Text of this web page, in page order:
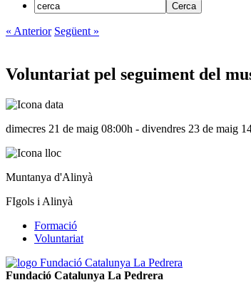
« Anterior Següent »
Voluntariat pel seguiment del
dimecres 21 de maig 08:00h - divendres 23 de maig
Muntanya d'Alinyà
FIgols i Alinyà
Formació
Voluntariat
Fundació Catalunya La Pedrera